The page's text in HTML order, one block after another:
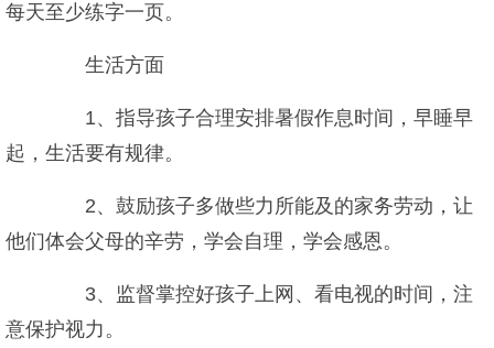
每天至少练字一页。
生活方面
1、指导孩子合理安排暑假作息时间，早睡早
起，生活要有规律。
2、鼓励孩子多做些力所能及的家务劳动，让
他们体会父母的辛劳，学会自理，学会感恩。
3、监督掌控好孩子上网、看电视的时间，注
意保护视力。